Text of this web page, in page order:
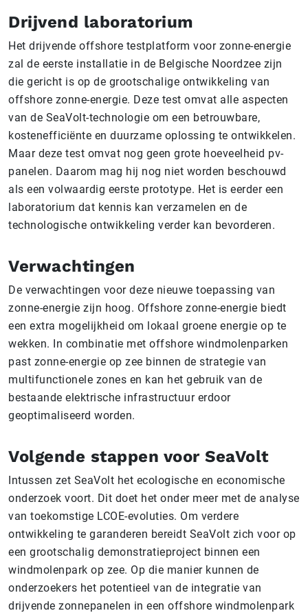
Drijvend laboratorium
Het drijvende offshore testplatform voor zonne-energie
zal de eerste installatie in de Belgische Noordzee zijn
die gericht is op de grootschalige ontwikkeling van
offshore zonne-energie. Deze test omvat alle aspecten
van de SeaVolt-technologie om een betrouwbare,
kostenefficiënte en duurzame oplossing te ontwikkelen.
Maar deze test omvat nog geen grote hoeveelheid pv-
panelen. Daarom mag hij nog niet worden beschouwd
als een volwaardig eerste prototype. Het is eerder een
laboratorium dat kennis kan verzamelen en de
technologische ontwikkeling verder kan bevorderen.
Verwachtingen
De verwachtingen voor deze nieuwe toepassing van
zonne-energie zijn hoog. Offshore zonne-energie biedt
een extra mogelijkheid om lokaal groene energie op te
wekken. In combinatie met offshore windmolenparken
past zonne-energie op zee binnen de strategie van
multifunctionele zones en kan het gebruik van de
bestaande elektrische infrastructuur erdoor
geoptimaliseerd worden.
Volgende stappen voor SeaVolt
Intussen zet SeaVolt het ecologische en economische
onderzoek voort. Dit doet het onder meer met de analyse
van toekomstige LCOE-evoluties. Om verdere
ontwikkeling te garanderen bereidt SeaVolt zich voor op
een grootschalig demonstratieproject binnen een
windmolenpark op zee. Op die manier kunnen de
onderzoekers het potentieel van de integratie van
drijvende zonnepanelen in een offshore windmolenpark